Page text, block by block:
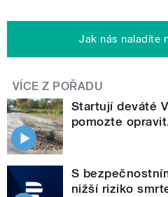
Jak nás naladíte
VÍCE Z POŘADU
Startují deváté
pomozte
S
nižší riziko